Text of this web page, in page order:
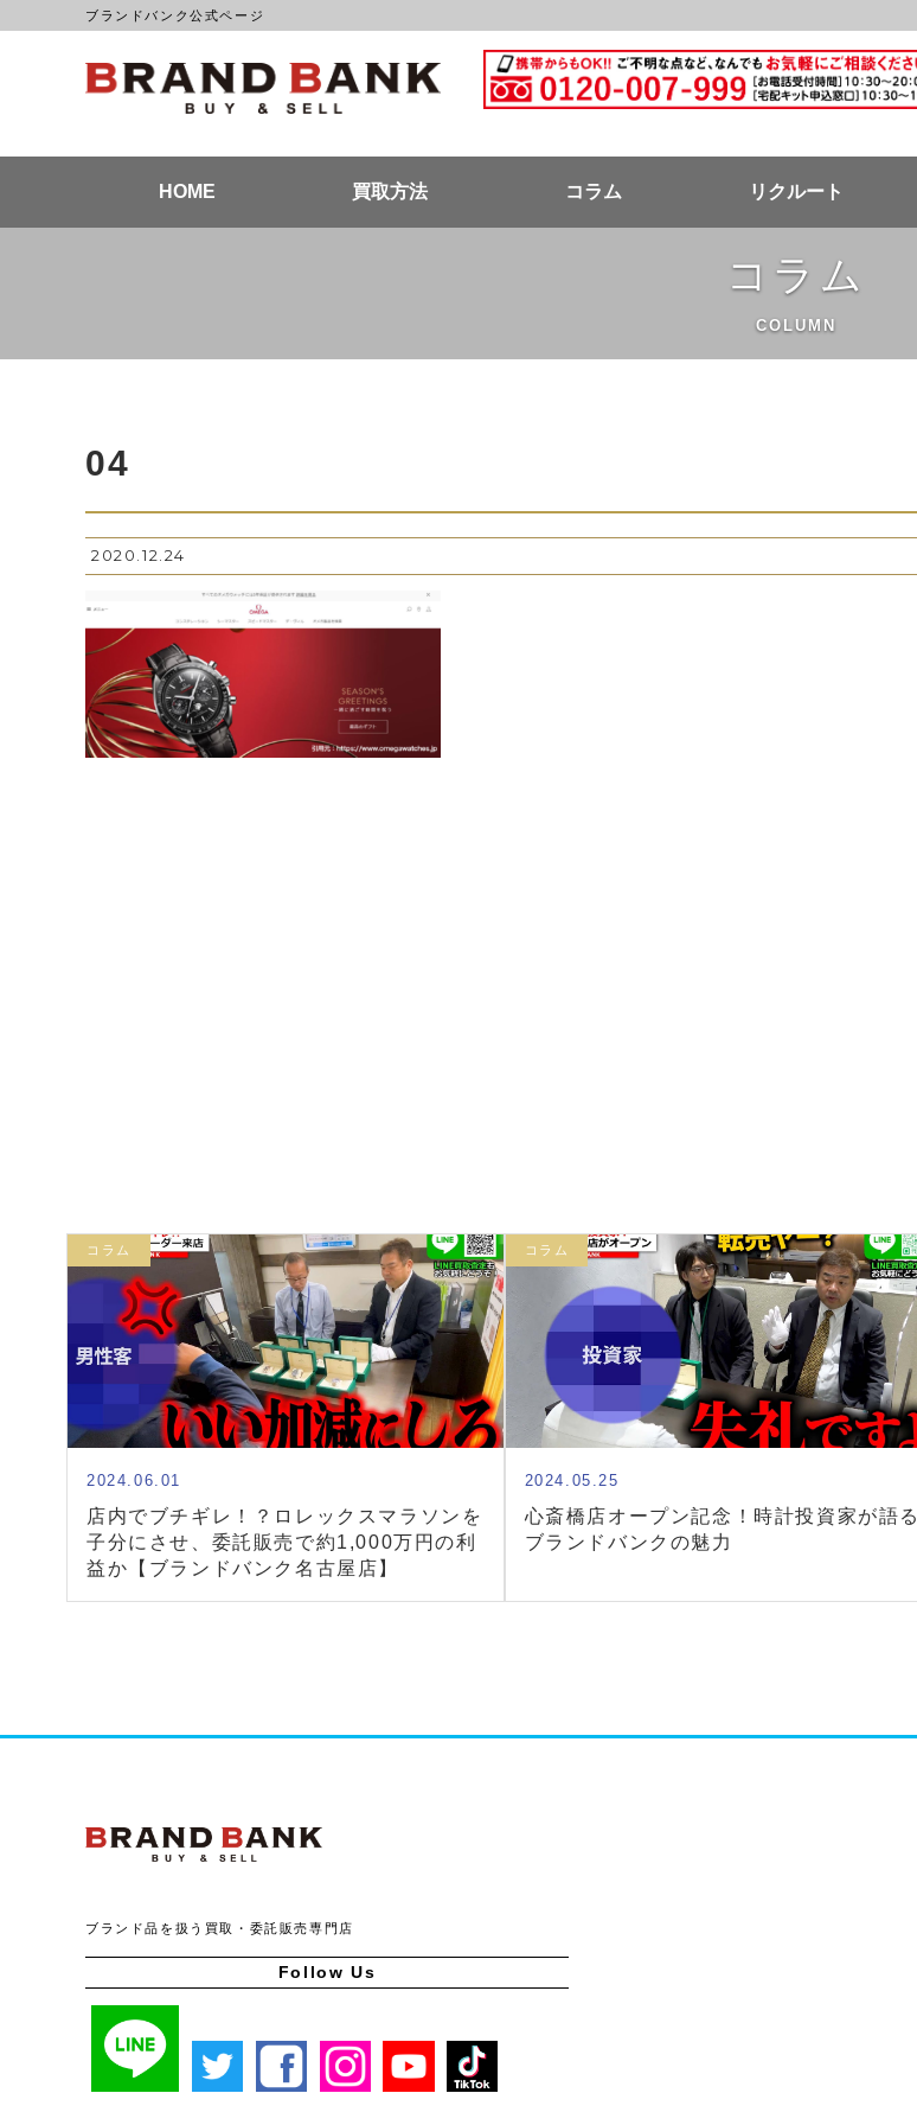
ブランドバンク公式ページ
ブランドバンク公式ページ
HOME 買取方法 コラム リクルート
コラム
COLUMN
04
2020.12.24
コラム
2024.06.01
店内でブチギレ！？ロレックスマラソンを
子分にさせ、委託販売で約1,000万円の利
益か【ブランドバンク名古屋店】
コラム
2024.05.25
心斎橋店オープン記念！時計投資家が語る
ブランドバンクの魅力
ブランド品を扱う買取・委託販売専門店
Follow Us